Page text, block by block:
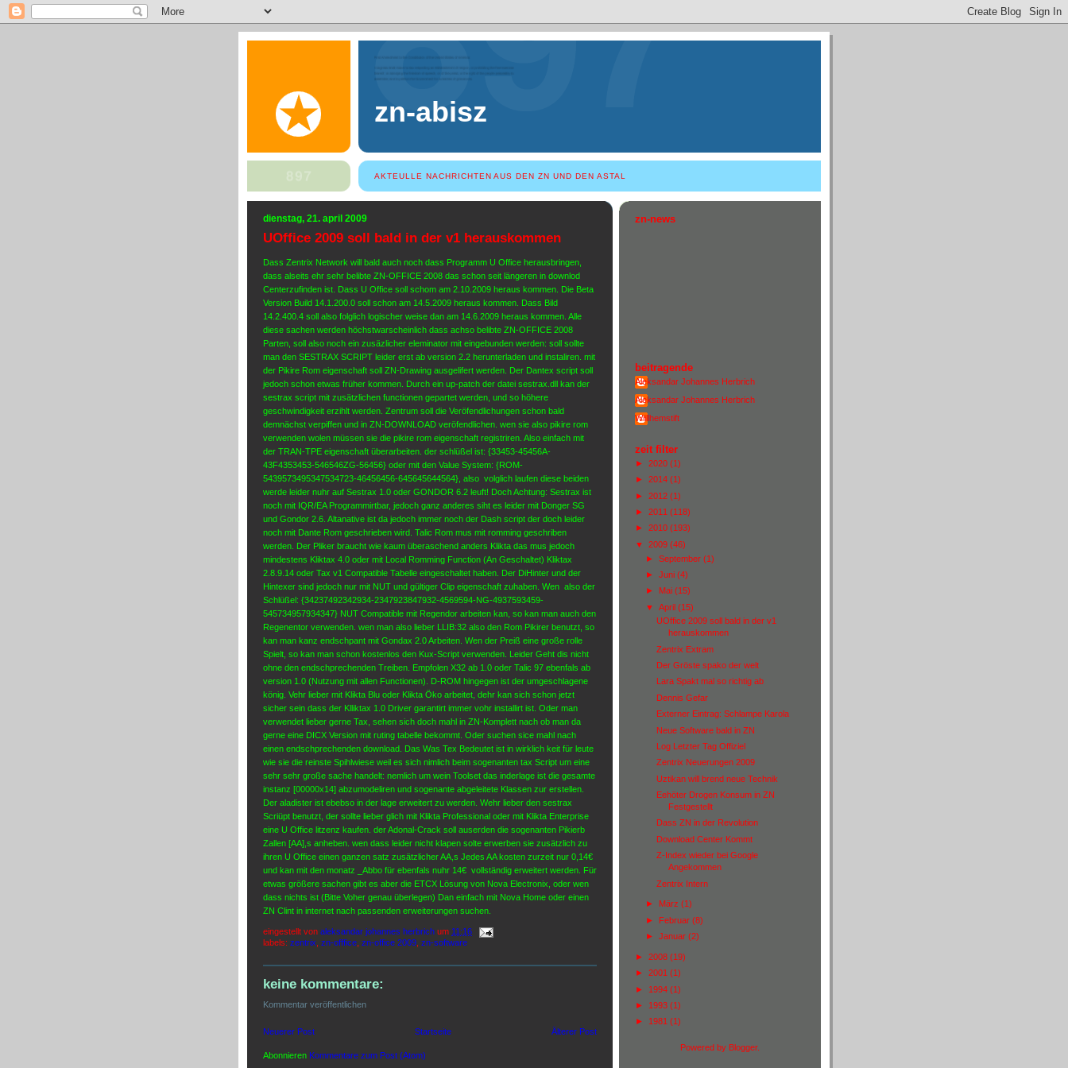
zn-abisz
AKTEULLE NACHRICHTEN AUS DEN ZN UND DEN ASTAL
dienstag, 21. april 2009
UOffice 2009 soll bald in der v1 herauskommen
Dass Zentrix Network will bald auch noch dass Programm U Office herausbringen,
dass alseits ehr sehr belibte ZN-OFFICE 2008 das schon seit längeren in downlod
Centerzufinden ist. Dass U Office soll schom am 2.10.2009 heraus kommen. Die Beta
Version Build 14.1.200.0 soll schon am 14.5.2009 heraus kommen. Dass Bild
14.2.400.4 soll also folglich logischer weise dan am 14.6.2009 heraus kommen. Alle
diese sachen werden höchstwarscheinlich dass achso belibte ZN-OFFICE 2008
Parten, soll also noch ein zusäzlicher eleminator mit eingebunden werden: soll sollte
man den SESTRAX SCRIPT leider erst ab version 2.2 herunterladen und instaliren. mit
der Pikire Rom eigenschaft soll ZN-Drawing ausgelifert werden. Der Dantex script soll
jedoch schon etwas früher kommen. Durch ein up-patch der datei sestrax.dll kan der
sestrax script mit zusätzlichen functionen gepartet werden, und so höhere
geschwindigkeit erzihlt werden. Zentrum soll die Veröfendlichungen schon bald
demnächst verpiffen und in ZN-DOWNLOAD veröfendlichen. wen sie also pikire rom
verwenden wolen müssen sie die pikire rom eigenschaft registriren. Also einfach mit
der TRAN-TPE eigenschaft überarbeiten. der schlüßel ist: {33453-45456A-
43F4353453-546546ZG-56456} oder mit den Value System: {ROM-
5439573495347534723-46456456-645645644564}, also volglich laufen diese beiden
werde leider nuhr auf Sestrax 1.0 oder GONDOR 6.2 leuft! Doch Achtung: Sestrax ist
noch mit IQR/EA Programmirtbar, jedoch ganz anderes siht es leider mit Donger SG
und Gondor 2.6. Altanative ist da jedoch immer noch der Dash script der doch leider
noch mit Dante Rom geschrieben wird. Talic Rom mus mit romming geschriben
werden. Der Pliker braucht wie kaum überaschend anders Klikta das mus jedoch
mindestens Kliktax 4.0 oder mit Local Romming Function (An Geschaltet) Kliktax
2.8.9.14 oder Tax v1 Compatible Tabelle eingeschaltet haben. Der DiHinter und der
Hintexer sind jedoch nur mit NUT und gültiger Clip eigenschaft zuhaben. Wen also der
Schlüßel: {34237492342934-2347923847932-4569594-NG-4937593459-
545734957934347} NUT Compatible mit Regendor arbeiten kan, so kan man auch den
Regenentor verwenden. wen man also lieber LLIB:32 also den Rom Pikirer benutzt, so
kan man kanz endschpant mit Gondax 2.0 Arbeiten. Wen der Preiß eine große rolle
Spielt, so kan man schon kostenlos den Kux-Script verwenden. Leider Geht dis nicht
ohne den endschprechenden Treiben. Empfolen X32 ab 1.0 oder Talic 97 ebenfals ab
version 1.0 (Nutzung mit allen Functionen). D-ROM hingegen ist der umgeschlagene
könig. Vehr lieber mit Klikta Blu oder Klikta Öko arbeitet, dehr kan sich schon jetzt
sicher sein dass der Klliktax 1.0 Driver garantirt immer vohr installirt ist. Oder man
verwendet lieber gerne Tax, sehen sich doch mahl in ZN-Komplett nach ob man da
gerne eine DICX Version mit ruting tabelle bekommt. Oder suchen sice mahl nach
einen endschprechenden download. Das Was Tex Bedeutet ist in wirklich keit für leute
wie sie die reinste Spihlwiese weil es sich nimlich beim sogenanten tax Script um eine
sehr sehr große sache handelt: nemlich um wein Toolset das inderlage ist die gesamte
instanz [00000x14] abzumodeliren und sogenante abgeleitete Klassen zur erstellen.
Der aladister ist ebebso in der lage erweitert zu werden. Wehr lieber den sestrax
Scriüpt benutzt, der sollte lieber glich mit Klikta Professional oder mit Klikta Enterprise
eine U Office litzenz kaufen. der Adonal-Crack soll auserden die sogenanten Pikierb
Zallen [AA],s anheben. wen dass leider nicht klapen solte erwerben sie zusätzlich zu
ihren U Office einen ganzen satz zusätzlicher AA,s Jedes AA kosten zurzeit nur 0,14€
und kan mit den monatz _Abbo für ebenfals nuhr 14€ vollständig erweitert werden. Für
etwas größere sachen gibt es aber die ETCX Lösung von Nova Electronix, oder wen
dass nichts ist (Bitte Voher genau überlegen) Dan einfach mit Nova Home oder einen
ZN Clint in internet nach passenden erweiterungen suchen.
eingestellt von aleksandar johannes herbrich um 11:16
labels: zentrix zn-offfice zn-office 2009 zn-software
keine kommentare:
Kommentar veröffentlichen
Neuerer Post Älterer Post
Startseite
Abonnieren Kommentare zum Post (Atom)
zn-news
beitragende
Aleksandar Johannes Herbrich
Aleksandar Johannes Herbrich
Wiillhemstift
zeit filter
► 2020 (1)
► 2014 (1)
► 2012 (1)
► 2011 (118)
► 2010 (193)
▼ 2009 (46)
► September (1)
► Juni (4)
► Mai (15)
▼ April (15)
UOffice 2009 soll bald in der v1
herauskommen
Zentrix Extram
Der Gröste spako der welt
Lara Spakt mal so richtig ab
Dennis Gefar
Externer Eintrag: Schlampe Karola
Neue Software bald in ZN
Log Letzter Tag Offiziel
Zentrix Neuerungen 2009
Uztikan will brend neue Technik
Eehöter Drogen Konsum in ZN
Festgestellt
Dass ZN in der Revolution
Download Center Kommt
Z-Index wieder bei Google
Angekommen
Zentrix Intern
► März (1)
► Februar (8)
► Januar (2)
► 2008 (19)
► 2001 (1)
► 1994 (1)
► 1993 (1)
► 1981 (1)
Powered by Blogger.